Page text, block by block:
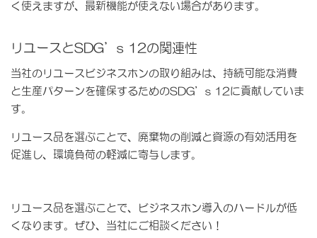
く使えますが、最新機能が使えない場合があります。
リユースとSDG’s 12の関連性
当社のリユースビジネスホンの取り組みは、持続可能な消費
と生産パターンを確保するためのSDG’s 12に貢献していま
す。
リユース品を選ぶことで、廃棄物の削減と資源の有効活用を
促進し、環境負荷の軽減に寄与します。
リユース品を選ぶことで、ビジネスホン導入のハードルが低
くなります。ぜひ、当社にご相談ください！